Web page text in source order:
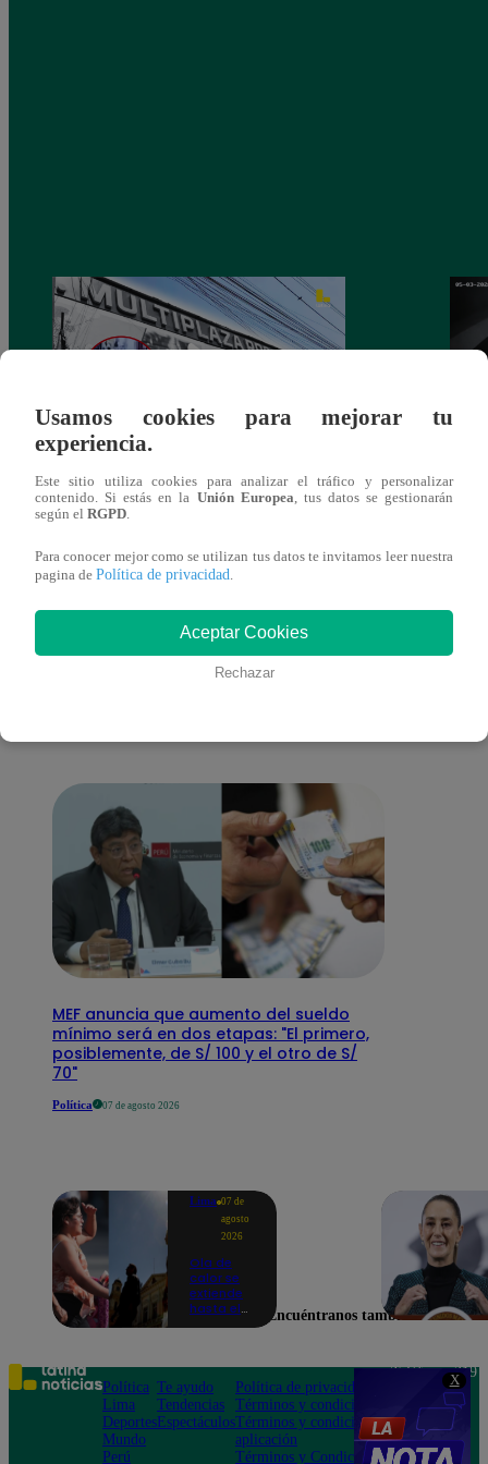
X
Asesinan a comerciante ferretero dentro de
galería en San Juan de Lurigancho
También te puede
MEF anuncia que aumento del sueldo
mínimo será en dos etapas: "El primero,
posiblemente, de S/ 100 y el otro de S/
70"
Política 07 de agosto 2026
Lima 07 de
agosto
2026
Ola de
calor se
extiende
hasta el
Lima y
otras 16
regiones
Usamos cookies para mejorar tu
experiencia.
Este sitio utiliza cookies para analizar el tráfico y personalizar
contenido. Si estás en la Unión Europea , tus datos se gestionarán
según el RGPD
Para conocer mejor como se utilizan tus datos te invitamos leer nuestra
pagina de Política de privacidad
Aceptar Cookies
Rechazar
Encuéntranos también en
Política
Lima
Deportes
Mundo
Perú
Te ayudo
Tendencias
Espectáculos
Política de privacidad
Términos y condiciones
Términos y condiciones
aplicación
Términos y Condiciones
Teléfono: 219
Av. San
Felipe 968
Jesús María